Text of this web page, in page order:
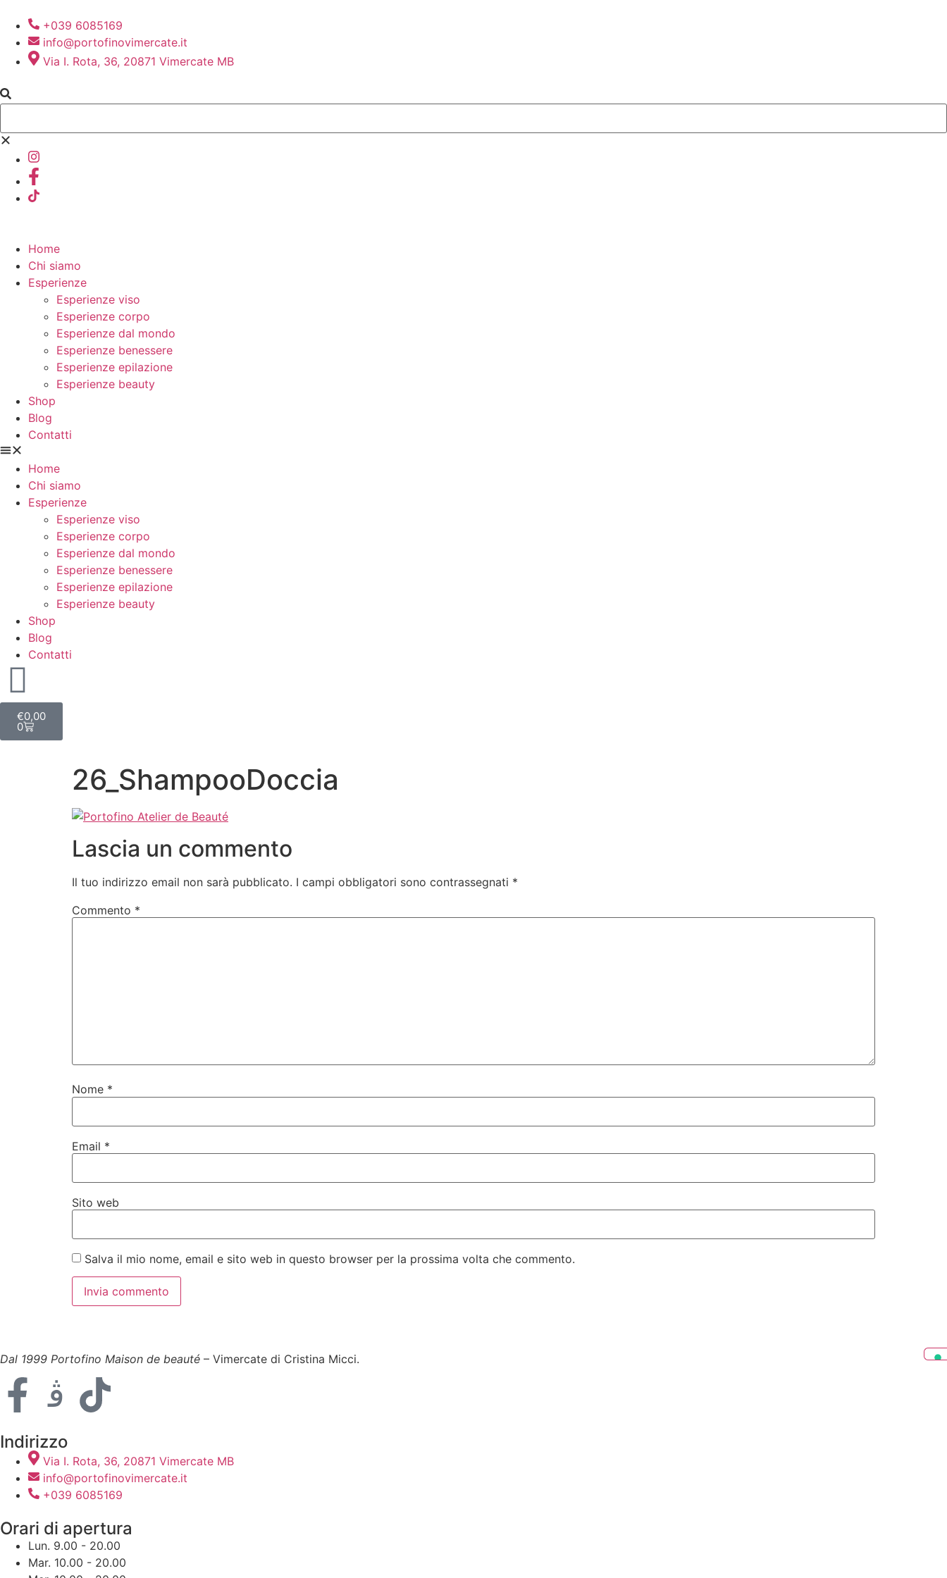
+039 6085169
info@portofinovimercate.it
Via I. Rota, 36, 20871 Vimercate MB
Home
Chi siamo
Esperienze
Esperienze viso
Esperienze corpo
Esperienze dal mondo
Esperienze benessere
Esperienze epilazione
Esperienze beauty
Shop
Blog
Contatti
Home
Chi siamo
Esperienze
Esperienze viso
Esperienze corpo
Esperienze dal mondo
Esperienze benessere
Esperienze epilazione
Esperienze beauty
Shop
Blog
Contatti
€0,00
0
26_ShampooDoccia
Lascia un commento
Il tuo indirizzo email non sarà pubblicato. I campi obbligatori sono contrassegnati *
Commento *
Nome *
Email *
Sito web
Salva il mio nome, email e sito web in questo browser per la prossima volta che commento.
Dal 1999 Portofino Maison de beauté – Vimercate di Cristina Micci.
Indirizzo
Via I. Rota, 36, 20871 Vimercate MB
info@portofinovimercate.it
+039 6085169
Orari di apertura
Lun. 9.00 - 20.00
Mar. 10.00 - 20.00